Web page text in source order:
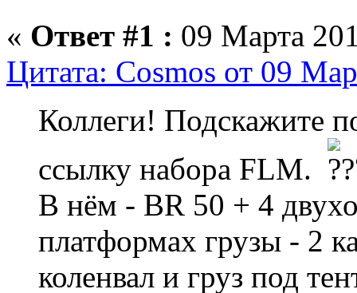
« Ответ #1 : 09 Марта
Цитата: Cosmos от 09
Коллеги! Подскажите
ссылку набора FLM.
В нём - BR 50 + 4
платформах грузы - 2
коленвал и груз под